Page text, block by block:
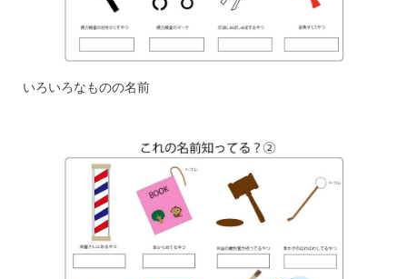
いろいろなものの名前